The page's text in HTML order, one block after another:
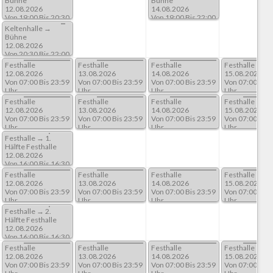
12.08.2026
Von 19:00 Bis 20:30
Uhr
14.08.2026
Von 19:00 Bis 22:00
Keltenhalle →
Bühne
12.08.2026
Von 20:30 Bis 22:00
Uhr
Festhalle
12.08.2026
Von 07:00 Bis 23:59
Uhr
Festhalle
13.08.2026
Von 07:00 Bis 23:59
Uhr
Festhalle
14.08.2026
Von 07:00 Bis 23:59
Uhr
Festhalle
15.08.2026
Von 07:00 Bis
Uhr
Festhalle
12.08.2026
Von 07:00 Bis 23:59
Uhr
Festhalle
13.08.2026
Von 07:00 Bis 23:59
Uhr
Festhalle
14.08.2026
Von 07:00 Bis 23:59
Uhr
Festhalle
15.08.2026
Von 07:00 Bis
Uhr
Festhalle → 1.
Hälfte Festhalle
12.08.2026
Von 16:00 Bis 16:30
Uhr
Festhalle
12.08.2026
Von 07:00 Bis 23:59
Uhr
Festhalle
13.08.2026
Von 07:00 Bis 23:59
Uhr
Festhalle
14.08.2026
Von 07:00 Bis 23:59
Uhr
Festhalle
15.08.2026
Von 07:00 Bis
Uhr
Festhalle → 2.
Hälfte Festhalle
12.08.2026
Von 16:00 Bis 16:30
Uhr
Festhalle
12.08.2026
Von 07:00 Bis 23:59
Festhalle
13.08.2026
Von 07:00 Bis 23:59
Festhalle
14.08.2026
Von 07:00 Bis 23:59
Festhalle
15.08.2026
Von 07:00 Bis